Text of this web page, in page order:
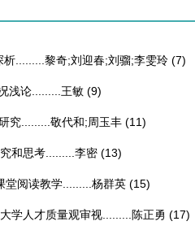
......... 黎奇;刘迎春;刘骝;李雯玲 (7)
浅论......... 王敏 (9)
究......... 敬代和;周玉丰 (11)
和思考......... 李密 (13)
阅读教学......... 杨群英 (15)
学人才质量观审视......... 陈正勇 (17)